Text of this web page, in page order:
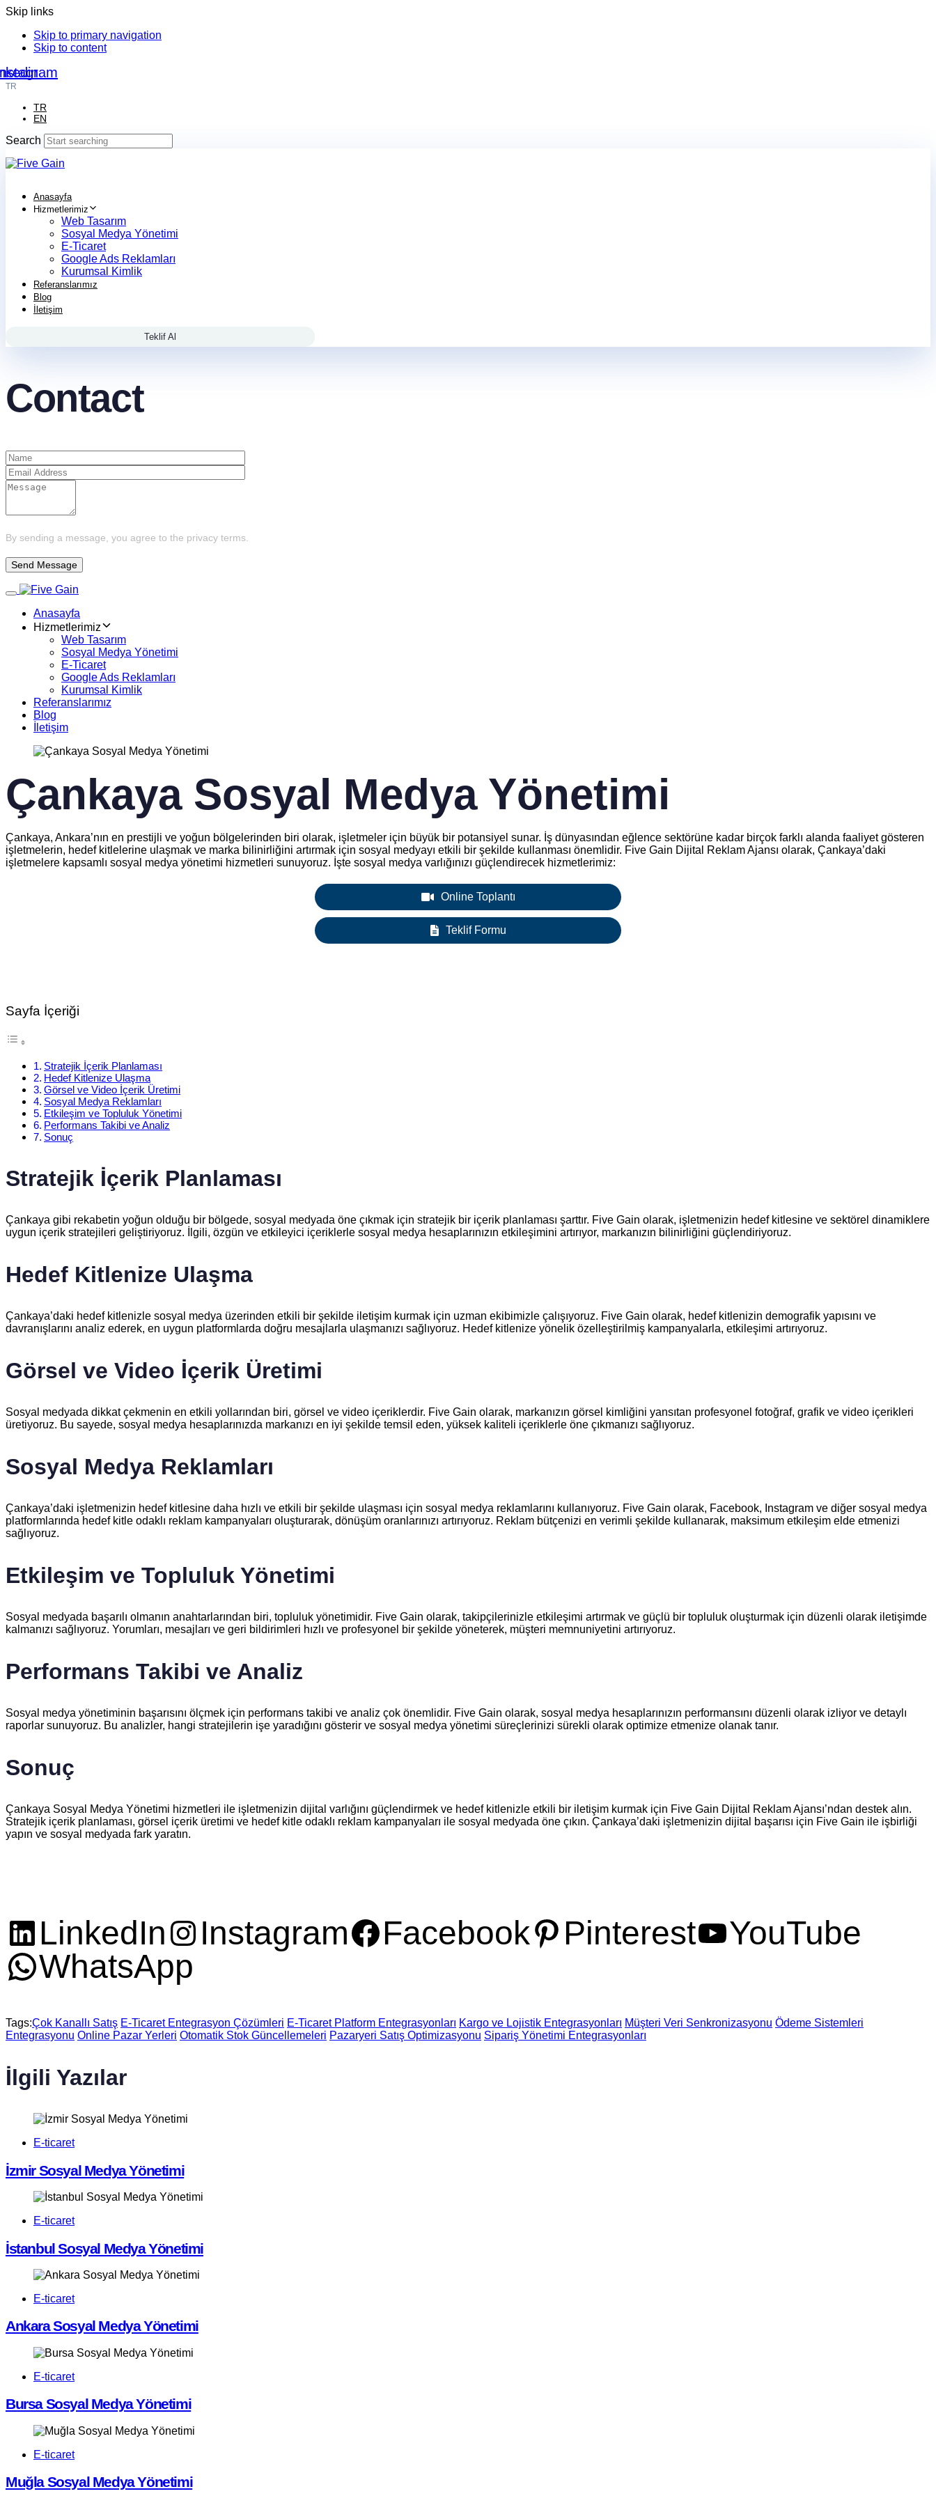
Skip links
Skip to primary navigation
Skip to content
TR
TR
EN
Search
Anasayfa
Hizmetlerimiz
Web Tasarım
Sosyal Medya Yönetimi
E-Ticaret
Google Ads Reklamları
Kurumsal Kimlik
Referanslarımız
Blog
İletişim
Teklif Al
Contact
By sending a message, you agree to the privacy terms.
Toggle navigation
Anasayfa
Hizmetlerimiz
Web Tasarım
Sosyal Medya Yönetimi
E-Ticaret
Google Ads Reklamları
Kurumsal Kimlik
Referanslarımız
Blog
İletişim
Çankaya Sosyal Medya Yönetimi
Çankaya, Ankara’nın en prestijli ve yoğun bölgelerinden biri olarak, işletmeler için büyük bir potansiyel sunar. İş dünyasından eğlence sektörüne kadar birçok farklı alanda faaliyet gösteren
işletmelerin, hedef kitlelerine ulaşmak ve marka bilinirliğini artırmak için sosyal medyayı etkili bir şekilde kullanması önemlidir. Five Gain Dijital Reklam Ajansı olarak, Çankaya’daki
işletmelere kapsamlı sosyal medya yönetimi hizmetleri sunuyoruz. İşte sosyal medya varlığınızı güçlendirecek hizmetlerimiz:
Online Toplantı
Teklif Formu
Sayfa İçeriği
Stratejik İçerik Planlaması
Hedef Kitlenize Ulaşma
Görsel ve Video İçerik Üretimi
Sosyal Medya Reklamları
Etkileşim ve Topluluk Yönetimi
Performans Takibi ve Analiz
Sonuç
Stratejik İçerik Planlaması
Çankaya gibi rekabetin yoğun olduğu bir bölgede, sosyal medyada öne çıkmak için stratejik bir içerik planlaması şarttır. Five Gain olarak, işletmenizin hedef kitlesine ve sektörel dinamiklere
uygun içerik stratejileri geliştiriyoruz. İlgili, özgün ve etkileyici içeriklerle sosyal medya hesaplarınızın etkileşimini artırıyor, markanızın bilinirliğini güçlendiriyoruz.
Hedef Kitlenize Ulaşma
Çankaya’daki hedef kitlenizle sosyal medya üzerinden etkili bir şekilde iletişim kurmak için uzman ekibimizle çalışıyoruz. Five Gain olarak, hedef kitlenizin demografik yapısını ve
davranışlarını analiz ederek, en uygun platformlarda doğru mesajlarla ulaşmanızı sağlıyoruz. Hedef kitlenize yönelik özelleştirilmiş kampanyalarla, etkileşimi artırıyoruz.
Görsel ve Video İçerik Üretimi
Sosyal medyada dikkat çekmenin en etkili yollarından biri, görsel ve video içeriklerdir. Five Gain olarak, markanızın görsel kimliğini yansıtan profesyonel fotoğraf, grafik ve video içerikleri
üretiyoruz. Bu sayede, sosyal medya hesaplarınızda markanızı en iyi şekilde temsil eden, yüksek kaliteli içeriklerle öne çıkmanızı sağlıyoruz.
Sosyal Medya Reklamları
Çankaya’daki işletmenizin hedef kitlesine daha hızlı ve etkili bir şekilde ulaşması için sosyal medya reklamlarını kullanıyoruz. Five Gain olarak, Facebook, Instagram ve diğer sosyal medya
platformlarında hedef kitle odaklı reklam kampanyaları oluşturarak, dönüşüm oranlarınızı artırıyoruz. Reklam bütçenizi en verimli şekilde kullanarak, maksimum etkileşim elde etmenizi
sağlıyoruz.
Etkileşim ve Topluluk Yönetimi
Sosyal medyada başarılı olmanın anahtarlarından biri, topluluk yönetimidir. Five Gain olarak, takipçilerinizle etkileşimi artırmak ve güçlü bir topluluk oluşturmak için düzenli olarak iletişimde
kalmanızı sağlıyoruz. Yorumları, mesajları ve geri bildirimleri hızlı ve profesyonel bir şekilde yöneterek, müşteri memnuniyetini artırıyoruz.
Performans Takibi ve Analiz
Sosyal medya yönetiminin başarısını ölçmek için performans takibi ve analiz çok önemlidir. Five Gain olarak, sosyal medya hesaplarınızın performansını düzenli olarak izliyor ve detaylı
raporlar sunuyoruz. Bu analizler, hangi stratejilerin işe yaradığını gösterir ve sosyal medya yönetimi süreçlerinizi sürekli olarak optimize etmenize olanak tanır.
Sonuç
Çankaya Sosyal Medya Yönetimi hizmetleri ile işletmenizin dijital varlığını güçlendirmek ve hedef kitlenizle etkili bir iletişim kurmak için Five Gain Dijital Reklam Ajansı’ndan destek alın.
Stratejik içerik planlaması, görsel içerik üretimi ve hedef kitle odaklı reklam kampanyaları ile sosyal medyada öne çıkın. Çankaya’daki işletmenizin dijital başarısı için Five Gain ile işbirliği
yapın ve sosyal medyada fark yaratın.
LinkedIn Instagram Facebook Pinterest
YouTube
WhatsApp
Tags:Çok Kanallı Satış E-Ticaret Entegrasyon Çözümleri E-Ticaret Platform Entegrasyonları Kargo ve Lojistik Entegrasyonları Müşteri Veri Senkronizasyonu Ödeme Sistemleri
Entegrasyonu Online Pazar Yerleri Otomatik Stok Güncellemeleri Pazaryeri Satış Optimizasyonu Sipariş Yönetimi Entegrasyonları
İlgili Yazılar
E-ticaret
İzmir Sosyal Medya Yönetimi
E-ticaret
İstanbul Sosyal Medya Yönetimi
E-ticaret
Ankara Sosyal Medya Yönetimi
E-ticaret
Bursa Sosyal Medya Yönetimi
E-ticaret
Muğla Sosyal Medya Yönetimi